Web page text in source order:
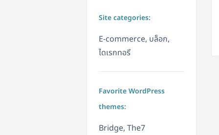
Site categories:
E-commerce, บล็อก,
ไดเรกทอรี
Favorite WordPress
themes:
Bridge, The7